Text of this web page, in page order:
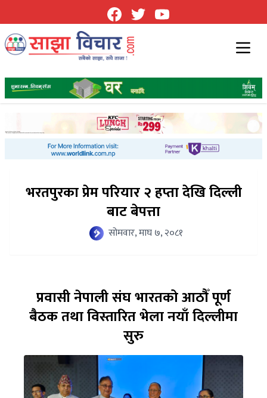
भरतपुरका प्रेम परियार २ हप्ता देखि दिल्ली
बाट बेपत्ता
सोमवार, माघ ७, २०८१
प्रवासी नेपाली संघ भारतको आठौँ पूर्ण
बैठक तथा विस्तारित भेला नयाँ दिल्लीमा
सुरु